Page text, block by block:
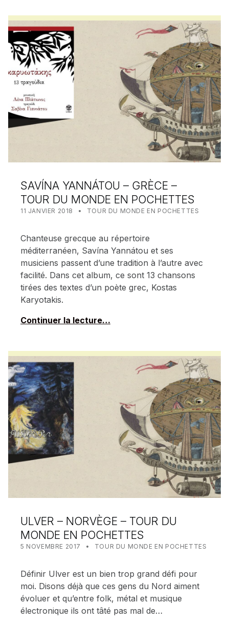
SAVÍNA YANNÁTOU – GRÈCE –
TOUR DU MONDE EN POCHETTES
11 JANVIER 2018 WRITTEN BY:
MEALIN
CATEGORIZED IN:
TOUR DU MONDE EN POCHETTES
Chanteuse grecque au répertoire
méditerranéen, Savína Yannátou et ses
musiciens passent d’une tradition à l’autre avec
facilité. Dans cet album, ce sont 13 chansons
tirées des textes d’un poète grec, Kostas
Karyotakis.
Continuer la lecture…
ULVER – NORVÈGE – TOUR DU
MONDE EN POCHETTES
5 NOVEMBRE 2017 WRITTEN BY:
MEALIN
CATEGORIZED IN:
TOUR DU MONDE EN POCHETTES
Définir Ulver est un bien trop grand défi pour
moi. Disons déjà que ces gens du Nord aiment
évoluer et qu’entre folk, métal et musique
électronique ils ont tâté pas mal de…